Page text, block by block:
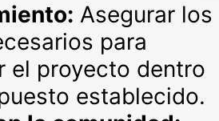
Asegurar los
para
el proyecto dentro
establecido.